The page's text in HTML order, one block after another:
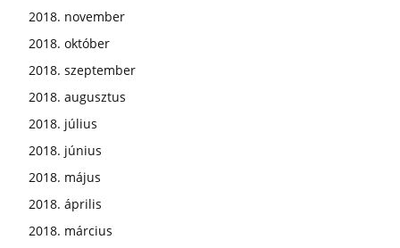
2018. november
2018. október
2018. szeptember
2018. augusztus
2018. július
2018. június
2018. május
2018. április
2018. március